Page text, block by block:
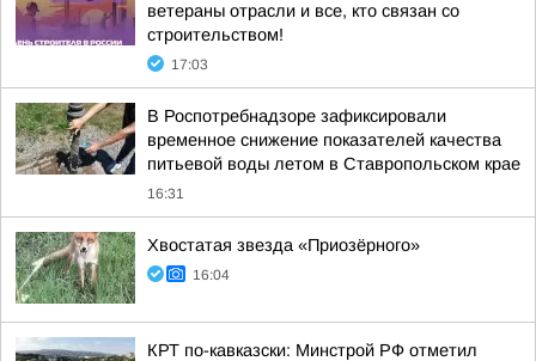
ветераны отрасли и все, кто связан со
строительством!
17:03
В Роспотребнадзоре зафиксировали
временное снижение показателей качества
питьевой воды летом в Ставропольском крае
16:31
Хвостатая звезда «Приозёрного»
16:04
КРТ по-кавказски: Минстрой РФ отметил